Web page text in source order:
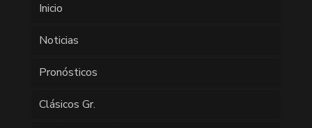
Inicio
Noticias
Pronósticos
Clásicos Gr.